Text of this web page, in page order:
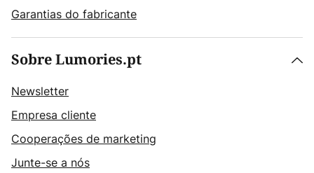
Garantias do fabricante
Sobre Lumories.pt
Newsletter
Empresa cliente
Cooperações de marketing
Junte-se a nós